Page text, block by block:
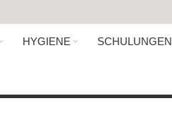
HYGIENE SCHULUNGEN